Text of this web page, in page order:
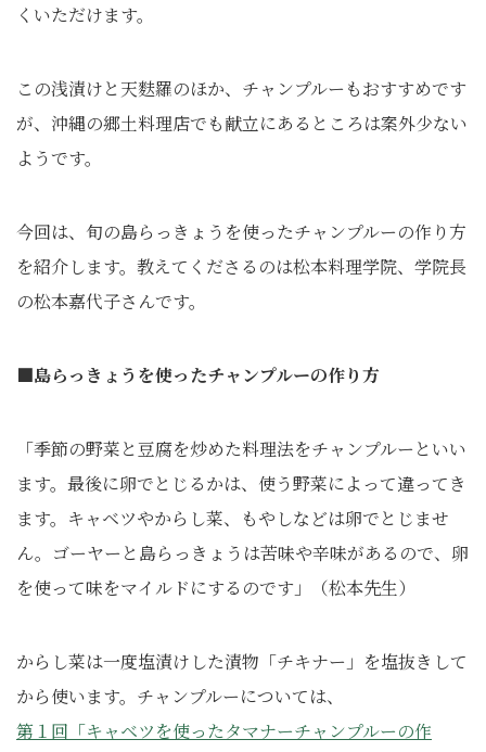
くいただけます。
この浅漬けと天麩羅のほか、チャンプルーもおすすめです
が、沖縄の郷土料理店でも献立にあるところは案外少ない
ようです。
今回は、旬の島らっきょうを使ったチャンプルーの作り方
を紹介します。教えてくださるのは松本料理学院、学院長
の松本嘉代子さんです。
■島らっきょうを使ったチャンプルーの作り方
「季節の野菜と豆腐を炒めた料理法をチャンプルーといい
ます。最後に卵でとじるかは、使う野菜によって違ってき
ます。キャベツやからし菜、もやしなどは卵でとじませ
ん。ゴーヤーと島らっきょうは苦味や辛味があるので、卵
を使って味をマイルドにするのです」（松本先生）
からし菜は一度塩漬けした漬物「チキナー」を塩抜きして
から使います。チャンプルーについては、
第１回「キャベツを使ったタマナーチャンプルーの作